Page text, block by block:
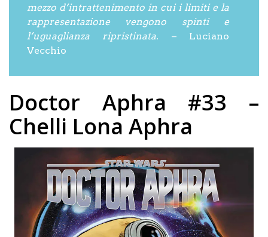
mezzo d’intrattenimento in cui i limiti e la
rappresentazione vengono spinti e
l’uguaglianza ripristinata. – Luciano
Vecchio
Doctor Aphra #33 –
Chelli Lona Aphra